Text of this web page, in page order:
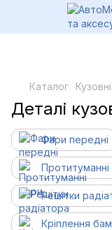
Каталог
Деталі
Фари передні
Решітки
Кріплення